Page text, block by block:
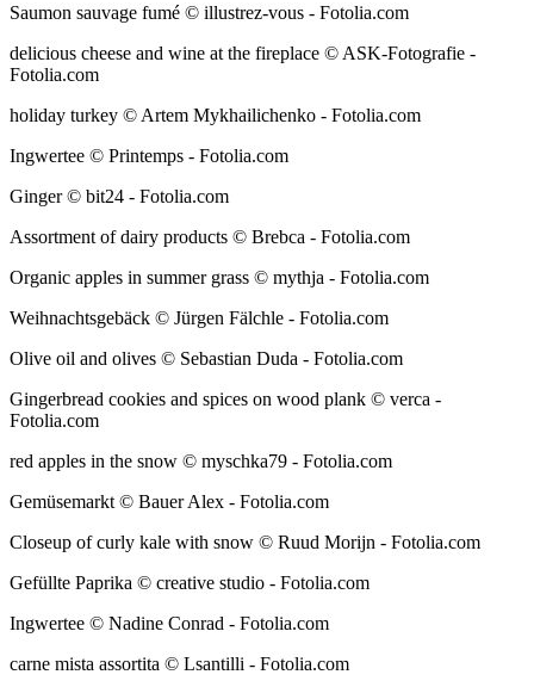
Saumon sauvage fumé © illustrez-vous - Fotolia.com
delicious cheese and wine at the fireplace © ASK-Fotografie -
Fotolia.com
holiday turkey © Artem Mykhailichenko - Fotolia.com
Ingwertee © Printemps - Fotolia.com
Ginger © bit24 - Fotolia.com
Assortment of dairy products © Brebca - Fotolia.com
Organic apples in summer grass © mythja - Fotolia.com
Weihnachtsgebäck © Jürgen Fälchle - Fotolia.com
Olive oil and olives © Sebastian Duda - Fotolia.com
Gingerbread cookies and spices on wood plank © verca -
Fotolia.com
red apples in the snow © myschka79 - Fotolia.com
Gemüsemarkt © Bauer Alex - Fotolia.com
Closeup of curly kale with snow © Ruud Morijn - Fotolia.com
Gefüllte Paprika © creative studio - Fotolia.com
Ingwertee © Nadine Conrad - Fotolia.com
carne mista assortita © Lsantilli - Fotolia.com